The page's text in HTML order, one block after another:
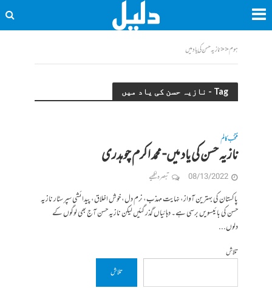
ہوم<<نازیہ حسن کی یاد میں
Tag - نازیہ حسن کی یاد میں
منتخب کالم
نازیہ حسن کی یاد میں- محمد اکرم چوہدری
08/13/2022 تبصرہ لکھیے
پاکستان کی بہترین آواز، نہایت مہذب، نرم دل، خوش اخلاق، پیدائشی سپر سٹار نازیہ
حسن کی بائیسویں برسی ہے۔ دہائیاں گذر گئیں لیکن نازیہ حسن آج بھی لوگوں کے
دلوں...
تلاش
تلاش